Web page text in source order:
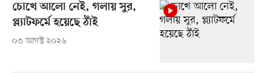
চোখে আলো নেই, গলায় সুর,
প্ল্যাটফর্মে হয়েছে ঠাঁই
০৩ আগস্ট ২০২৬